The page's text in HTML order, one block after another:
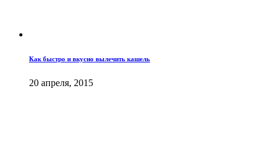
Как быстро и вкусно вылечить кашель
20 апреля, 2015